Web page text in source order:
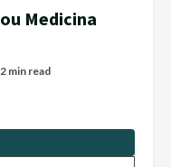
Medicina
2 min read